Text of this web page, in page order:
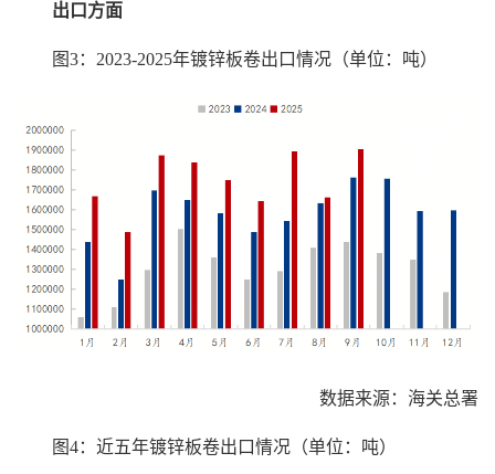
出口方面
图3：2023-2025年镀锌板卷出口情况（单位：吨）
数据来源：海关总署
图4：近五年镀锌板卷出口情况（单位：吨）